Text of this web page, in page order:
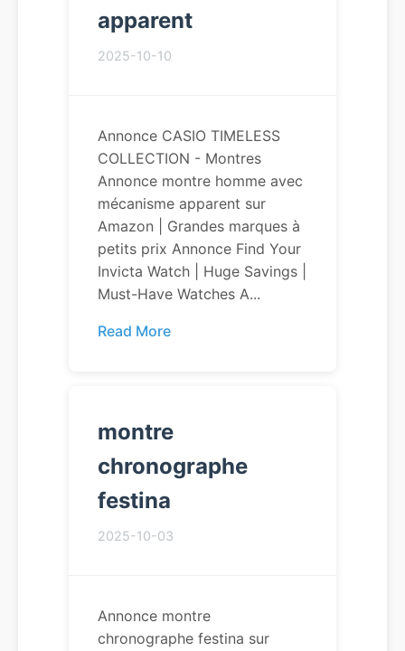
apparent
2025-10-10
Annonce CASIO TIMELESS
COLLECTION - Montres
Annonce montre homme avec
mécanisme apparent sur
Amazon | Grandes marques à
petits prix Annonce Find Your
Invicta Watch | Huge Savings |
Must-Have Watches A...
Read More
montre
chronographe
festina
2025-10-03
Annonce montre
chronographe festina sur